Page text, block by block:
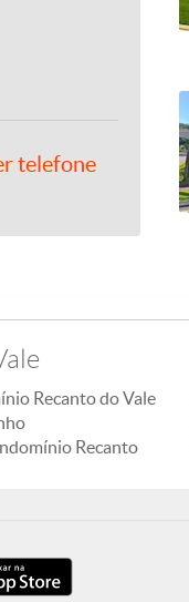
telefone
Recanto do Vale
Recanto